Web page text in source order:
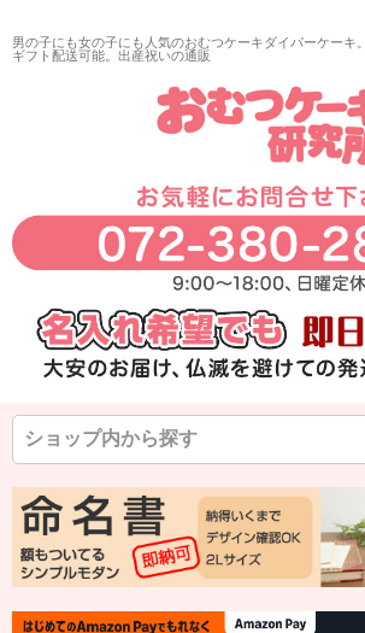
男の子にも女の子にも人気のおむつケーキダイパーケーキ。
ギフト配送可能。出産祝いの通販
翌日発送
◆
◆
◆
◆
在庫なし商品を表示しない
バンドル販売